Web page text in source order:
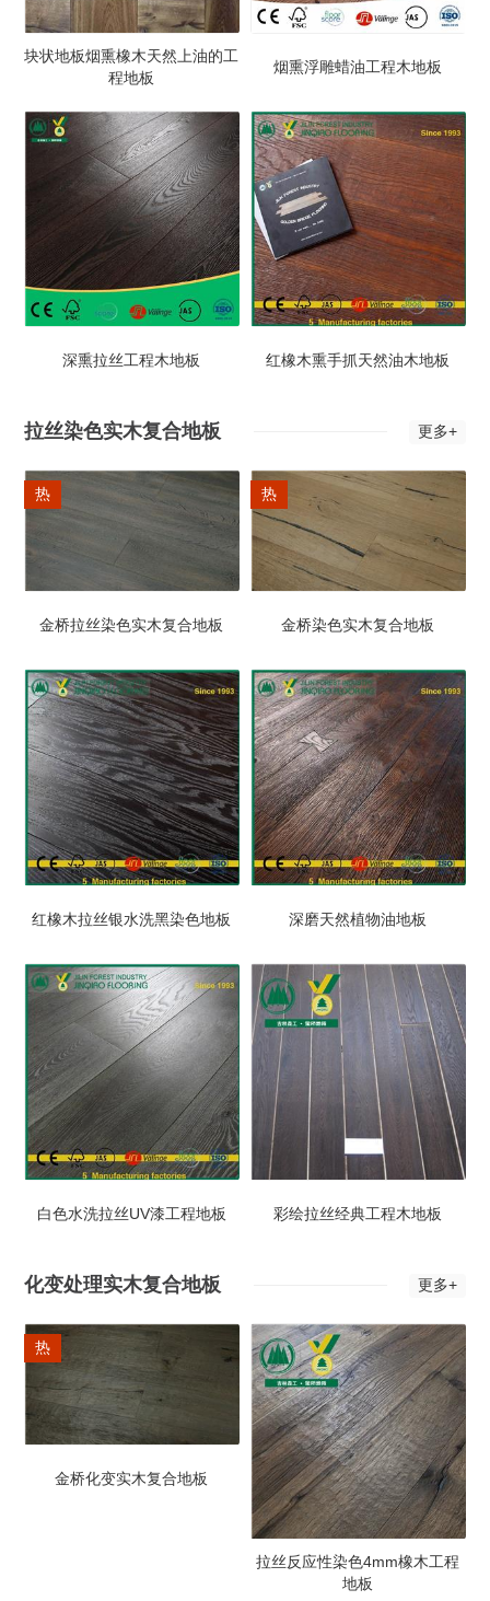
块状地板烟熏橡木天然上油的工
程地板
烟熏浮雕蜡油工程木地板
深熏拉丝工程木地板 红橡木熏手抓天然油木地板
拉丝染色实木复合地板 更多+
热
金桥拉丝染色实木复合地板
热
金桥染色实木复合地板
红橡木拉丝银水洗黑染色地板 深磨天然植物油地板
白色水洗拉丝UV漆工程地板 彩绘拉丝经典工程木地板
化变处理实木复合地板 更多+
热
金桥化变实木复合地板
拉丝反应性染色4mm橡木工程
地板